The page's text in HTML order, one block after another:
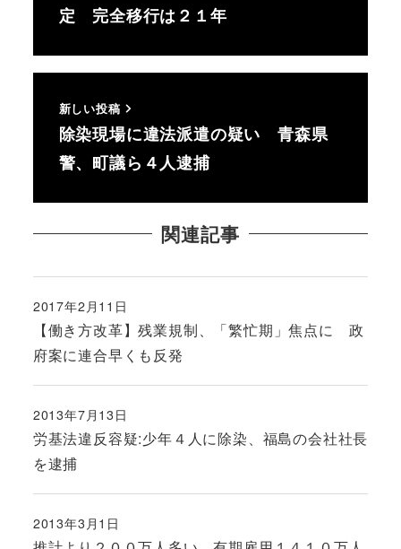
定 完全移行は２１年
新しい投稿
除染現場に違法派遣の疑い 青森県
警、町議ら４人逮捕
関連記事
【働き方改革】残業規制、「繁忙期」焦点に 政
府案に連合早くも反発
投稿日
2017年2月11日
労基法違反容疑:少年４人に除染、福島の会社社長
を逮捕
投稿日
2013年7月13日
投稿日
2013年3月1日